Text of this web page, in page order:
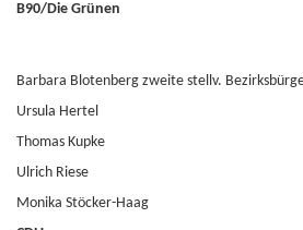
B90/Die Grünen
Barbara Blotenberg zweite stellv.
Ursula Hertel
Thomas Kupke
Ulrich Riese
Monika Stöcker-Haag